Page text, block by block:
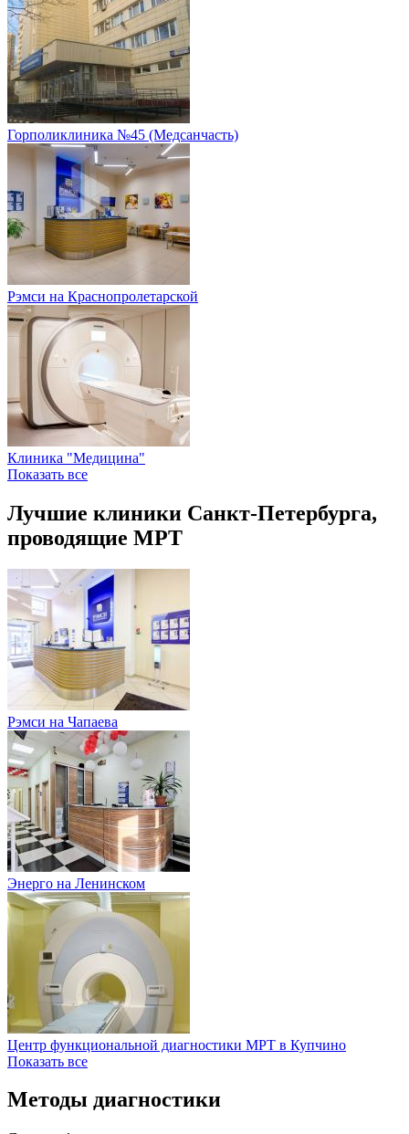
Горполиклиника №45 (Медсанчасть)
Рэмси на Краснопролетарской
Клиника "Медицина"
Показать все
Лучшие клиники Санкт-Петербурга,
проводящие МРТ
Рэмси на Чапаева
Энерго на Ленинском
Центр функциональной диагностики МРТ в Купчино
Показать все
Методы диагностики